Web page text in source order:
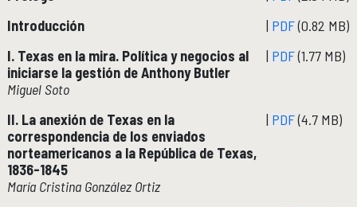
Librería
Comunicación Pública de la Historia
COMUNICACIÓN PÚBLICA DE LA HISTORIA
Serie editorial Históricas Comunicación Pública
Podcast Históricas
Cajón de historias
Introducción
| PDF(0.82 MB)
I. Texas en la mira. Política y negocios al
iniciarse la gestión de Anthony Butler
Miguel Soto
| PDF(1.77 MB)
II. La anexión de Texas en la
correspondencia de los enviados
norteamericanos a la República de Texas,
1836-1845
María Cristina González Ortiz
| PDF(4.7 MB)